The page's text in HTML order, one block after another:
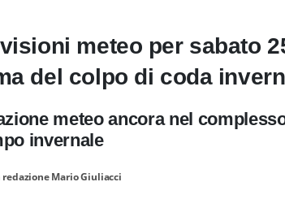
meteo per sabato
del colpo di coda
meteo ancora nel
invernale
redazione Mario Giuliacci